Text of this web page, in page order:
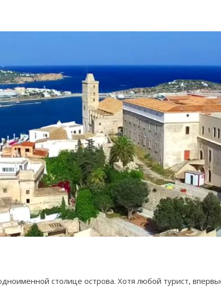
столице острова. Хотя любой турист,